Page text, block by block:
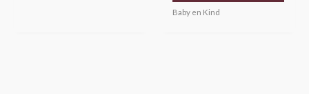
Baby en Kind